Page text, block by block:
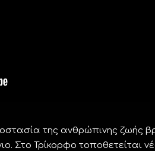
της ανθρώπινης ζωής
Στο Τρίκορφο τοποθετείται